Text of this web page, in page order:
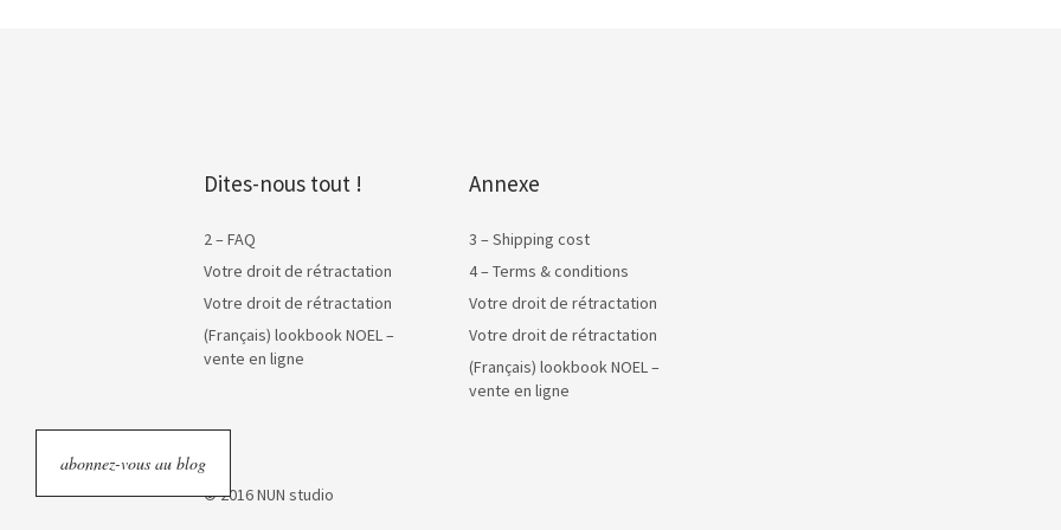
Dites-nous tout !
2 – FAQ
Votre droit de rétractation
Votre droit de rétractation
(Français) lookbook NOEL –
vente en ligne
Annexe
3 – Shipping cost
4 – Terms & conditions
Votre droit de rétractation
Votre droit de rétractation
(Français) lookbook NOEL –
vente en ligne
© 2016 NUN studio
abonnez-vous au blog